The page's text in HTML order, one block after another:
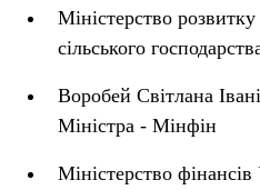
Міністерство
сільського
Воробей Світлана
Міністра - Мінфін
Міністерство фінансів